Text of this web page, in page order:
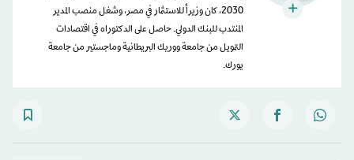
2030، كان وزيراً للاستثمار في مصر، وشغل منصب المدير
المنتدب للبنك الدولي. حاصل على الدكتوراه في اقتصادات
التمويل من جامعة ووريك البريطانية وماجستير من جامعة
يورك.